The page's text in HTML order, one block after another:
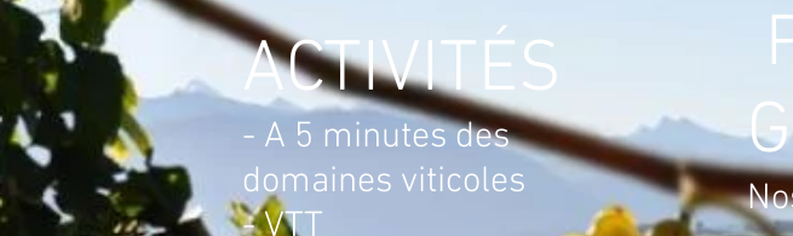
ACTIVITÉS
- A 5 minutes des
domaines viticoles
- VTT